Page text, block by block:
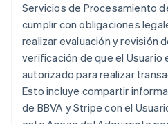
Servicios de Procesamiento
cumplir con obligaciones
realizar evaluación y revisión
verificación de que el Usuario
autorizado para realizar
Esto incluye compartir
de BBVA y Stripe con el